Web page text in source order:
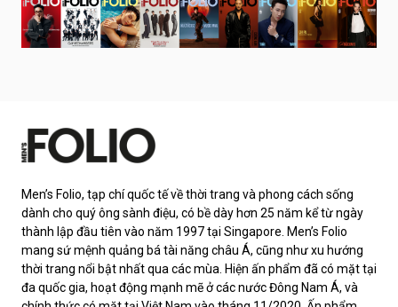
Men’s Folio, tạp chí quốc tế về thời trang và phong cách sống
dành cho quý ông sành điệu, có bề dày hơn 25 năm kể từ ngày
thành lập đầu tiên vào năm 1997 tại Singapore. Men’s Folio
mang sứ mệnh quảng bá tài năng châu Á, cũng như xu hướng
thời trang nổi bật nhất qua các mùa. Hiện ấn phẩm đã có mặt tại
đa quốc gia, hoạt động mạnh mẽ ở các nước Đông Nam Á, và